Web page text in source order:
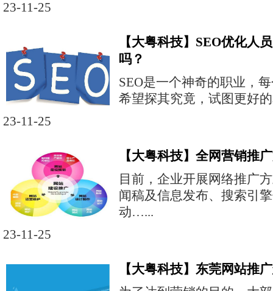
23-11-25
【大粤科技】SEO优化人
吗？
SEO是一个神奇的职业，
希望探其究竟，试图更好
23-11-25
【大粤科技】全网营销推
目前，企业开展网络推广
闻稿及信息发布、搜索引
动…...
23-11-25
【大粤科技】东莞网站推